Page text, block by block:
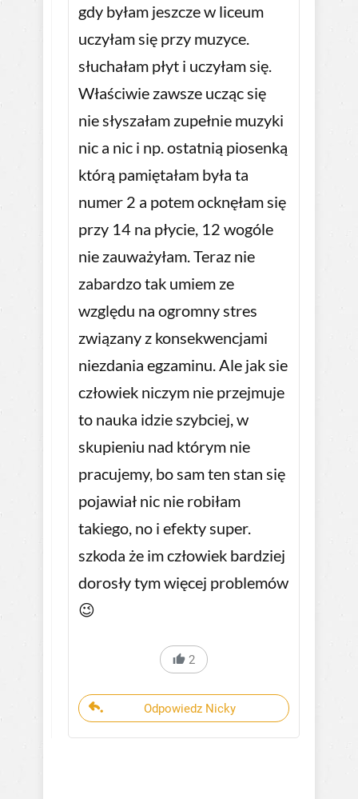
gdy byłam jeszcze w liceum
uczyłam się przy muzyce.
słuchałam płyt i uczyłam się.
Właściwie zawsze ucząc się
nie słyszałam zupełnie muzyki
nic a nic i np. ostatnią piosenką
którą pamiętałam była ta
numer 2 a potem ocknęłam się
przy 14 na płycie, 12 wogóle
nie zauważyłam. Teraz nie
zabardzo tak umiem ze
względu na ogromny stres
związany z konsekwencjami
niezdania egzaminu. Ale jak sie
człowiek niczym nie przejmuje
to nauka idzie szybciej, w
skupieniu nad którym nie
pracujemy, bo sam ten stan się
pojawiał nic nie robiłam
takiego, no i efekty super.
szkoda że im człowiek bardziej
dorosły tym więcej problemów
😉
2
Odpowiedz Nicky